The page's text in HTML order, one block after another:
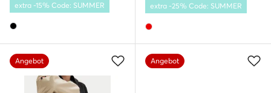
extra -15% Code: SUMMER extra -25% Code: SUMMER
Angebot Angebot